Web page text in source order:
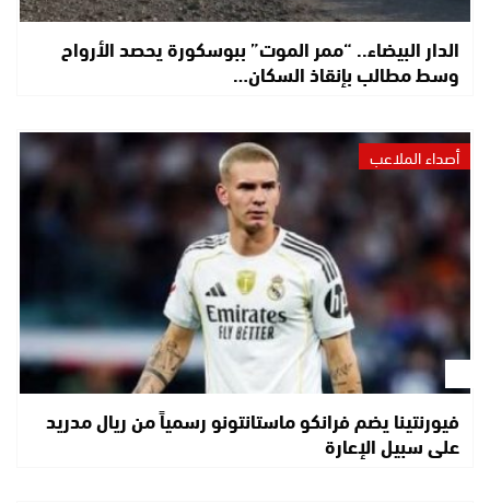
الدار البيضاء.. “ممر الموت” ببوسكورة يحصد الأرواح
وسط مطالب بإنقاذ السكان…
أصداء الملاعب
فيورنتينا يضم فرانكو ماستانتونو رسمياً من ريال مدريد
على سبيل الإعارة